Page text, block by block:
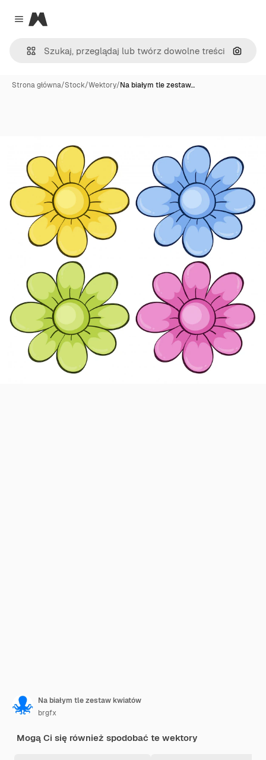
Close menu
Magnific
Szukaj
Strona główna/Stock/Wektory/Na białym tle zestaw…
Na białym tle zestaw kwiatów
brgfx
Mogą Ci się również spodobać te wektory